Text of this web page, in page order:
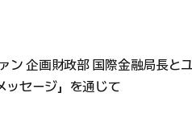
企画財政部 国際金融局長とユ
ッセージ」を通じて